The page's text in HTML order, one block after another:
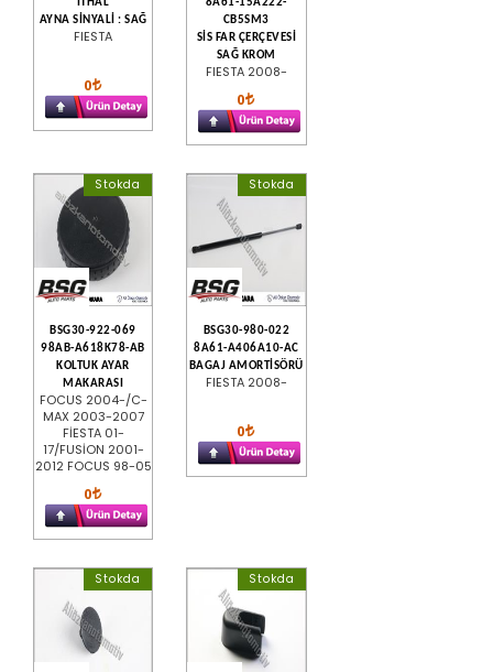
AYNA SİNYALİ : SAĞ
FIESTA
0
CB5SM3
SİS FAR ÇERÇEVESİ
SAĞ KROM
FIESTA 2008-
0
Stokda
BSG30-922-069
98AB-A618K78-AB
KOLTUK AYAR
MAKARASI
FOCUS 2004-/C-
MAX 2003-2007
FİESTA 01-
17/FUSİON 2001-
2012 FOCUS 98-05
0
Stokda
BSG30-980-022
8A61-A406A10-AC
BAGAJ AMORTİSÖRÜ
FIESTA 2008-
0
Stokda Stokda